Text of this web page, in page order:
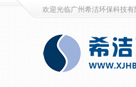
欢迎光临广州希洁环保科技有